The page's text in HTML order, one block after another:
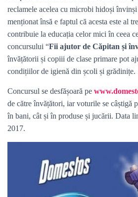
reclamele acelea cu microbi hidoși
menționat însă e faptul că acesta este al
contribuie la educația celor mici în ceea
concursului “Fii ajutor de Căpitan și
învățătorii și copiii de clase primare pot
condițiilor de igienă din școli și grădinițe.
Concursul se desfășoară pe
de către învățători, iar voturile se câștigă
în bani, cât și în produse și jucării. Data
2017.